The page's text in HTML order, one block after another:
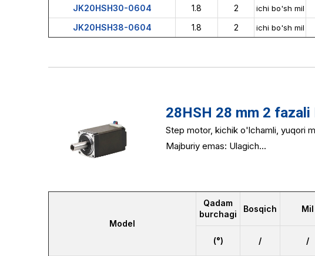
JK20HSH30-0604 1.8 2 ichi bo'sh mil
JK20HSH38-0604
1.8 2 ichi bo'sh mil
28HSH 28 mm 2
Step motor, kichik o'lchamli, yuqori
Majburiy emas: Ulagich...
Model
Qadam
burchagi
Bosqich Mil
(°) / /